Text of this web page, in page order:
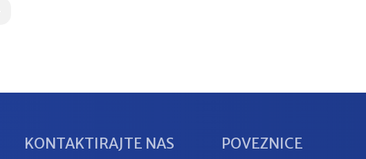
KONTAKTIRAJTE NAS POVEZNICE